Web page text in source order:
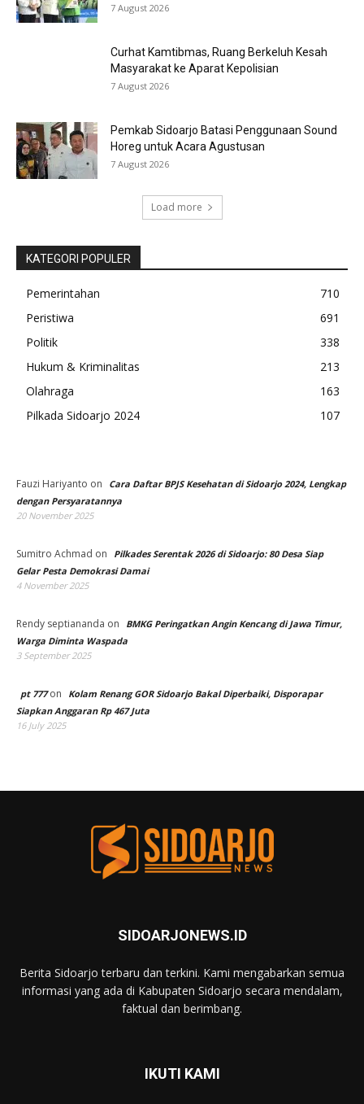
7 August 2026
Curhat Kamtibmas, Ruang Berkeluh Kesah
Masyarakat ke Aparat Kepolisian
7 August 2026
Pemkab Sidoarjo Batasi Penggunaan Sound
Horeg untuk Acara Agustusan
7 August 2026
Load more
KATEGORI POPULER
Pemerintahan
710
Peristiwa
691
Politik
338
Hukum & Kriminalitas
213
Olahraga
163
Pilkada Sidoarjo 2024
107
Fauzi Hariyanto on
Cara Daftar BPJS Kesehatan di Sidoarjo 2024, Lengkap
dengan Persyaratannya
20 November 2025
Sumitro Achmad on
Pilkades Serentak 2026 di Sidoarjo: 80 Desa Siap
Gelar Pesta Demokrasi Damai
4 November 2025
Rendy septiananda on
BMKG Peringatkan Angin Kencang di Jawa Timur,
Warga Diminta Waspada
3 September 2025
pt 777on
Kolam Renang GOR Sidoarjo Bakal Diperbaiki, Disporapar
Siapkan Anggaran Rp 467 Juta
16 July 2025
SIDOARJONEWS.ID
Berita Sidoarjo terbaru dan terkini. Kami mengabarkan semua
informasi yang ada di Kabupaten Sidoarjo secara mendalam,
faktual dan berimbang.
IKUTI KAMI